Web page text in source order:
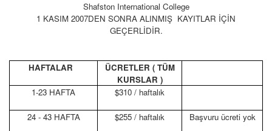
Shafston International College
1 KASIM 2007DEN SONRA ALINMIŞ KAYITLAR İÇİN
GEÇERLİDİR.
HAFTALAR
ÜCRETLER ( TÜM
KURSLAR )
1-23 HAFTA
$310 / haftalık
24 - 43 HAFTA $255 / haftalık Başvuru ücreti yok